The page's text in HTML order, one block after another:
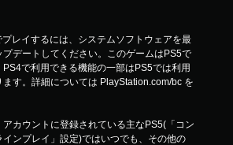
レイするには、システムソフトウェアを最
デートしてください。このゲームはPS5で
で利用できる機能の一部はPS5では利用
す。詳細については PlayStation.com/bc を
カウントに登録されている主なPS5(「コン
インプレイ」設定)ではいつでも、その他の